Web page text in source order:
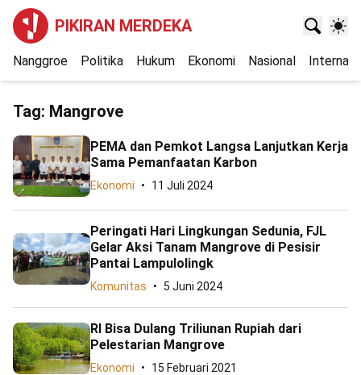
PIKIRAN MERDEKA
Nanggroe Politika Hukum Ekonomi Nasional
Tag: Mangrove
PEMA dan Pemkot Langsa Lanjutkan Kerja
Sama Pemanfaatan Karbon
Ekonomi 11 Juli 2024
Peringati Hari Lingkungan Sedunia, FJL
Gelar Aksi Tanam Mangrove di Pesisir
Pantai Lampulolingk
Komunitas 5 Juni 2024
RI Bisa Dulang Triliunan Rupiah dari
Pelestarian Mangrove
Ekonomi 15 Februari 2021